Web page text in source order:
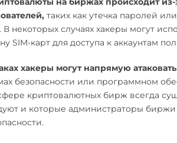
таких как утечка паролей
некоторых случаях хакеры могут
SIM-карт для доступа к аккаунтам
хакеры могут напрямую
безопасности или программном
криптовалютных бирж всегда
и которые администраторы биржи